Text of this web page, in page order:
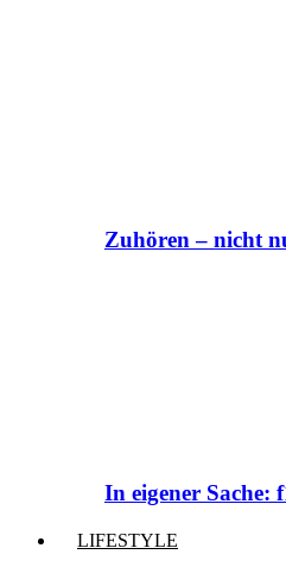
Zuhören – nicht
In eigener Sache:
LIFESTYLE